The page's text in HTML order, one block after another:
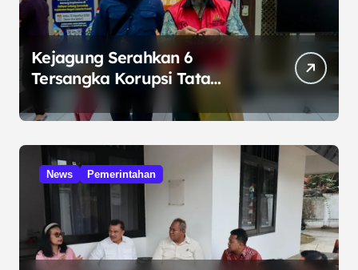
Kejagung Serahkan 6
Tersangka Korupsi Tata
Kelola Minyak ke Penuntut
Umum
News Pemerintahan